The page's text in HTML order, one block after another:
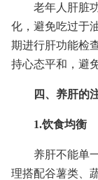
老年人肝脏
化，避免吃过于
期进行肝功能检
持心态平和，避
四、养肝的
1.饮食均衡
养肝不能单
理搭配谷薯类、